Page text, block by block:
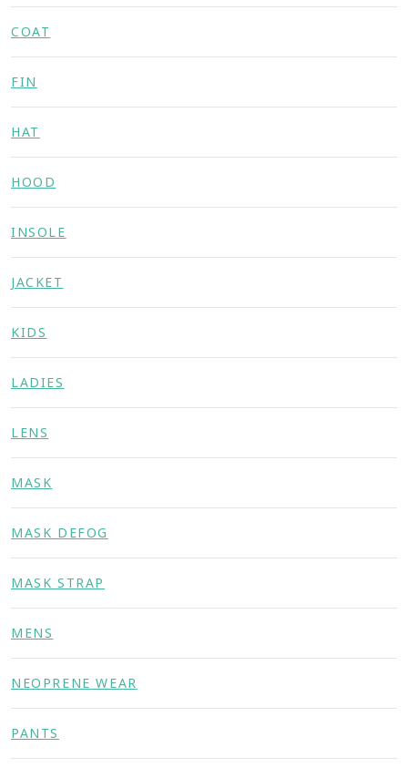
COAT
FIN
HAT
HOOD
INSOLE
JACKET
KIDS
LADIES
LENS
MASK
MASK DEFOG
MASK STRAP
MENS
NEOPRENE WEAR
PANTS